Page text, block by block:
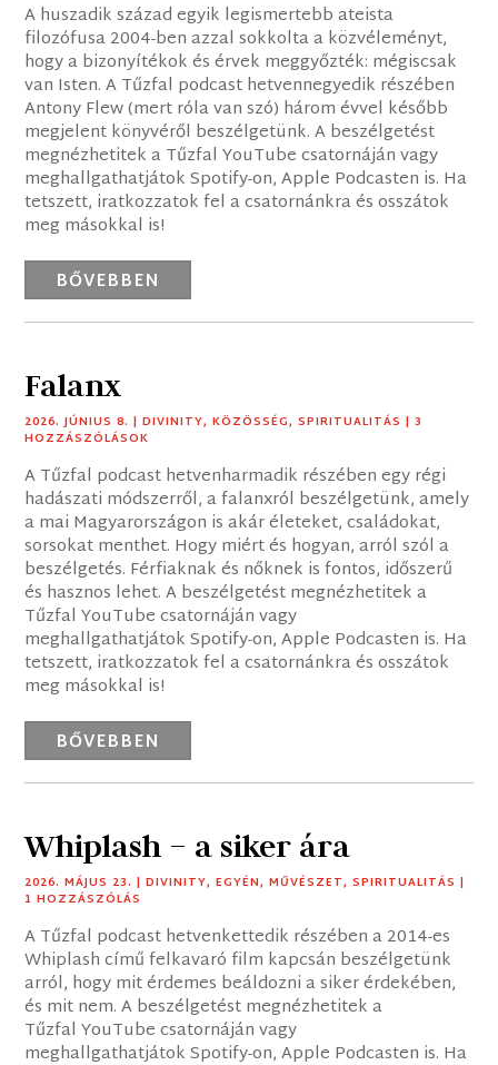
A huszadik század egyik legismertebb ateista
filozófusa 2004-ben azzal sokkolta a közvéleményt,
hogy a bizonyítékok és érvek meggyőzték: mégiscsak
van Isten. A Tűzfal podcast hetvennegyedik részében
Antony Flew (mert róla van szó) három évvel később
megjelent könyvéről beszélgetünk. A beszélgetést
megnézhetitek a Tűzfal YouTube csatornáján vagy
meghallgathatjátok Spotify-on, Apple Podcasten is. Ha
tetszett, iratkozzatok fel a csatornánkra és osszátok
meg másokkal is!
BŐVEBBEN
Falanx
2026. JÚNIUS 8. |DIVINITY,KÖZÖSSÉG,SPIRITUALITÁS | 3
HOZZÁSZÓLÁSOK
A Tűzfal podcast hetvenharmadik részében egy régi
hadászati módszerről, a falanxról beszélgetünk, amely
a mai Magyarországon is akár életeket, családokat,
sorsokat menthet. Hogy miért és hogyan, arról szól a
beszélgetés. Férfiaknak és nőknek is fontos, időszerű
és hasznos lehet. A beszélgetést megnézhetitek a
Tűzfal YouTube csatornáján vagy
meghallgathatjátok Spotify-on, Apple Podcasten is. Ha
tetszett, iratkozzatok fel a csatornánkra és osszátok
meg másokkal is!
BŐVEBBEN
Whiplash – a siker ára
2026. MÁJUS 23. |DIVINITY,EGYÉN,MŰVÉSZET,SPIRITUALITÁS |
1 HOZZÁSZÓLÁS
A Tűzfal podcast hetvenkettedik részében a 2014-es
Whiplash című felkavaró film kapcsán beszélgetünk
arról, hogy mit érdemes beáldozni a siker érdekében,
és mit nem. A beszélgetést megnézhetitek a
Tűzfal YouTube csatornáján vagy
meghallgathatjátok Spotify-on, Apple Podcasten is. Ha